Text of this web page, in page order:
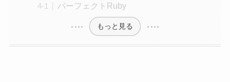
パーフェクトRuby
もっと見る